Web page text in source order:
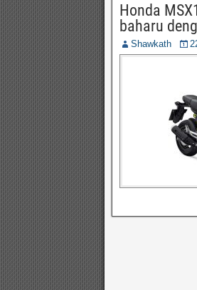
Honda
baharu
Shawkath